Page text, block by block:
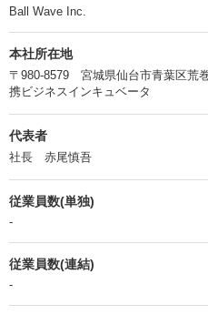
Ball Wave Inc.
本社所在地
〒980-8579 宮城県仙台市青葉区荒
携ビジネスインキュベータ
代表者
社長 赤尾慎吾
従業員数(単独)
-
従業員数(連結)
-